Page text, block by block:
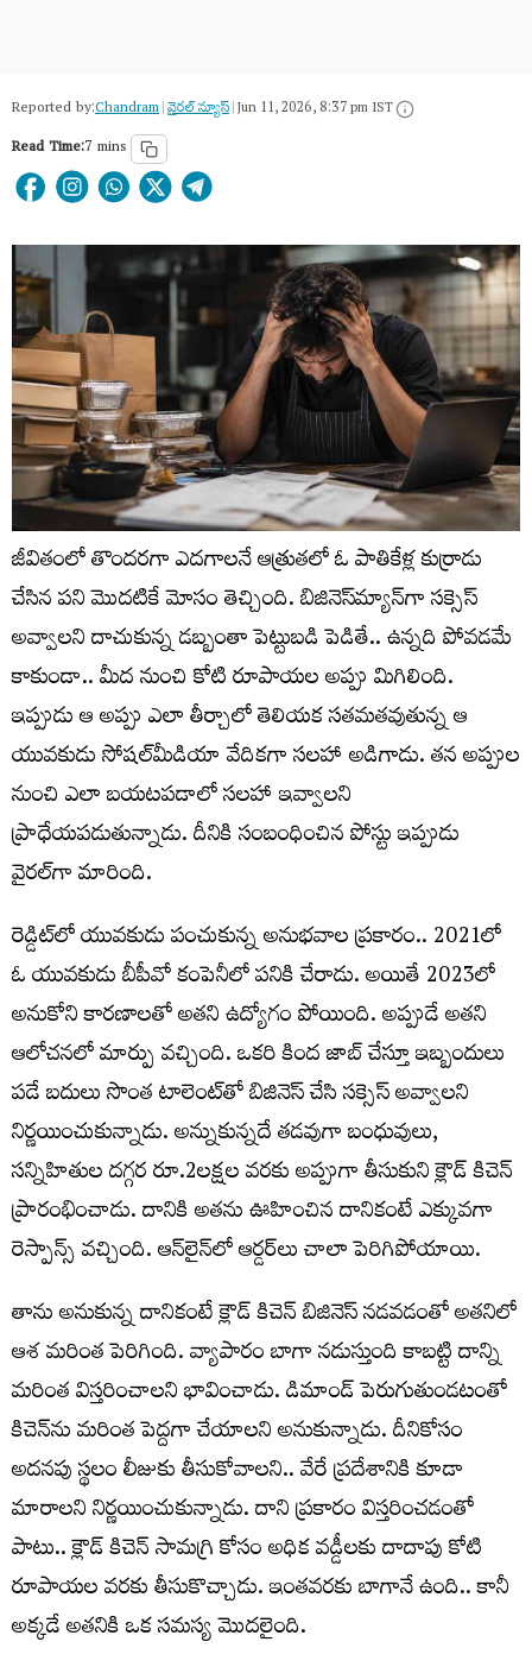
Reported by:Chandram|వైరల్ న్యూస్|Jun 11, 2026, 8:37 pm IST
Read Time:7 mins
జీవితంలో తొందరగా ఎదగాలనే ఆత్రుతలో ఓ పాతికేళ్ల కుర్రాడు
చేసిన పని మొదటికే మోసం తెచ్చింది. బిజినెస్‌మ్యాన్‌గా సక్సెస్
అవ్వాలని దాచుకున్న డబ్బంతా పెట్టుబడి పెడితే.. ఉన్నది పోవడమే
కాకుండా.. మీద నుంచి కోటి రూపాయల అప్పు మిగిలింది.
ఇప్పుడు ఆ అప్పు ఎలా తీర్చాలో తెలియక సతమతవుతున్న ఆ
యువకుడు సోషల్‌‌మీడియా వేదికగా సలహా అడిగాడు. తన అప్పుల
నుంచి ఎలా బయటపడాలో సలహా ఇవ్వాలని
ప్రాధేయపడుతున్నాడు. దీనికి సంబంధించిన పోస్టు ఇప్పుడు
వైరల్‌గా మారింది.
రెడ్డిట్‌లో యువకుడు పంచుకున్న అనుభవాల ప్రకారం.. 2021లో
ఓ యువకుడు బీపీవో కంపెనీలో పనికి చేరాడు. అయితే 2023లో
అనుకోని కారణాలతో అతని ఉద్యోగం పోయింది. అప్పుడే అతని
ఆలోచనలో మార్పు వచ్చింది. ఒకరి కింద జాబ్ చేస్తూ ఇబ్బందులు
పడే బదులు సొంత టాలెంట్‌తో బిజినెస్ చేసి సక్సెస్ అవ్వాలని
నిర్ణయించుకున్నాడు. అన్నుకున్నదే తడవుగా బంధువులు,
సన్నిహితుల దగ్గర రూ.2లక్షల వరకు అప్పుగా తీసుకుని క్లౌడ్ కిచెన్
ప్రారంభించాడు. దానికి అతను ఊహించిన దానికంటే ఎక్కువగా
రెస్పాన్స్ వచ్చింది. ఆన్‌లైన్‌లో ఆర్డర్‌లు చాలా పెరిగిపోయాయి.
తాను అనుకున్న దానికంటే క్లౌడ్ కిచెన్ బిజినెస్ నడవడంతో అతనిలో
ఆశ మరింత పెరిగింది. వ్యాపారం బాగా నడుస్తుంది కాబట్టి దాన్ని
మరింత విస్తరించాలని భావించాడు. డిమాండ్ పెరుగుతుండటంతో
కిచెన్‌ను మరింత పెద్దగా చేయాలని అనుకున్నాడు. దీనికోసం
అదనపు స్థలం లీజుకు తీసుకోవాలని.. వేరే ప్రదేశానికి కూడా
మారాలని నిర్ణయించుకున్నాడు. దాని ప్రకారం విస్తరించడంతో
పాటు.. క్లౌడ్ కిచెన్ సామగ్రి కోసం అధిక వడ్డీలకు దాదాపు కోటి
రూపాయల వరకు తీసుకొచ్చాడు. ఇంతవరకు బాగానే ఉంది.. కానీ
అక్కడే అతనికి ఒక సమస్య మొదలైంది.